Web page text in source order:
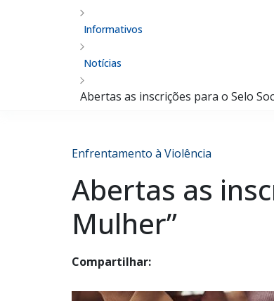
Informativos
Notícias
Abertas as inscrições para o Selo
Enfrentamento à Violência
Abertas as
Mulher”
Compartilhar: